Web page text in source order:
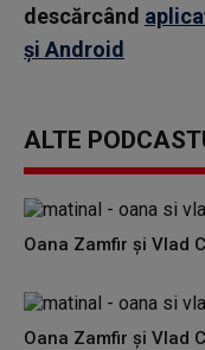
descărcând
și Android
ALTE
Oana Zamfir și Vlad
Oana Zamfir și Vlad